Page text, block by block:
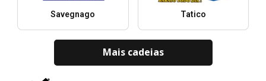
Savegnago Tatico
Mais cadeias